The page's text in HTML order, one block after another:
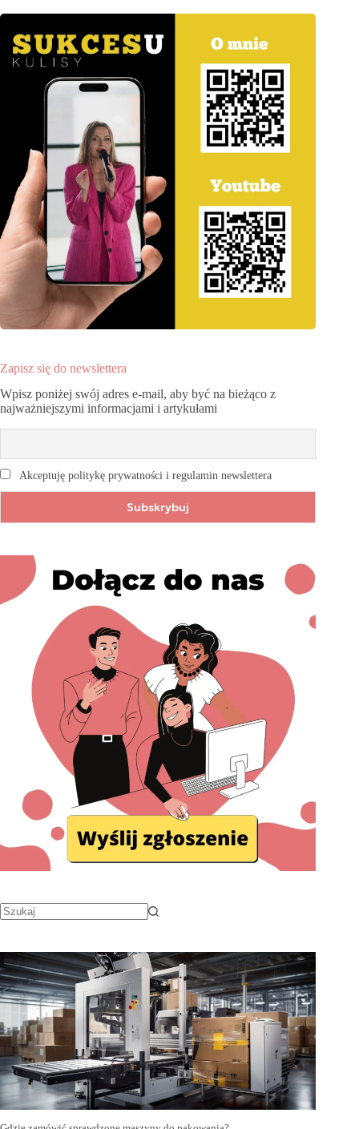
Zapisz się do newslettera
Wpisz poniżej swój adres e-mail, aby być na bieżąco z
najważniejszymi informacjami i artykułami
Akceptuję politykę prywatności i regulamin newslettera